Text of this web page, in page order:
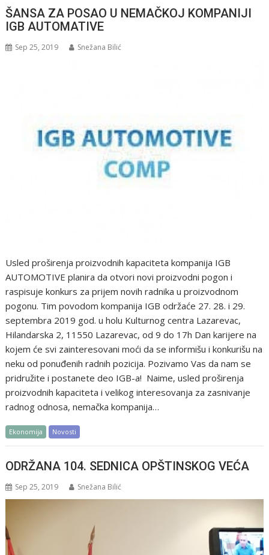
ŠANSA ZA POSAO U NEMAČKOJ KOMPANIJI
IGB AUTOMATIVE
Sep 25, 2019 Snežana Bilić
Usled proširenja proizvodnih kapaciteta kompanija IGB
AUTOMOTIVE planira da otvori novi proizvodni pogon i
raspisuje konkurs za prijem novih radnika u proizvodnom
pogonu. Tim povodom kompanija IGB održaće 27. 28. i 29.
septembra 2019 god. u holu Kulturnog centra Lazarevac,
Hilandarska 2, 11550 Lazarevac, od 9 do 17h Dan karijere na
kojem će svi zainteresovani moći da se informišu i konkurišu na
neku od ponuđenih radnih pozicija. Pozivamo Vas da nam se
pridružite i postanete deo IGB-a! Naime, usled proširenja
proizvodnih kapaciteta i velikog interesovanja za zasnivanje
radnog odnosa, nemačka kompanija…
Ekonomija Novosti
ODRŽANA 104. SEDNICA OPŠTINSKOG VEĆA
Sep 25, 2019 Snežana Bilić